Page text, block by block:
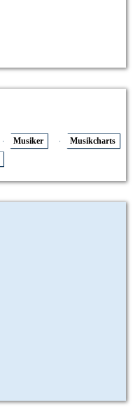
Musiker
Musikcharts